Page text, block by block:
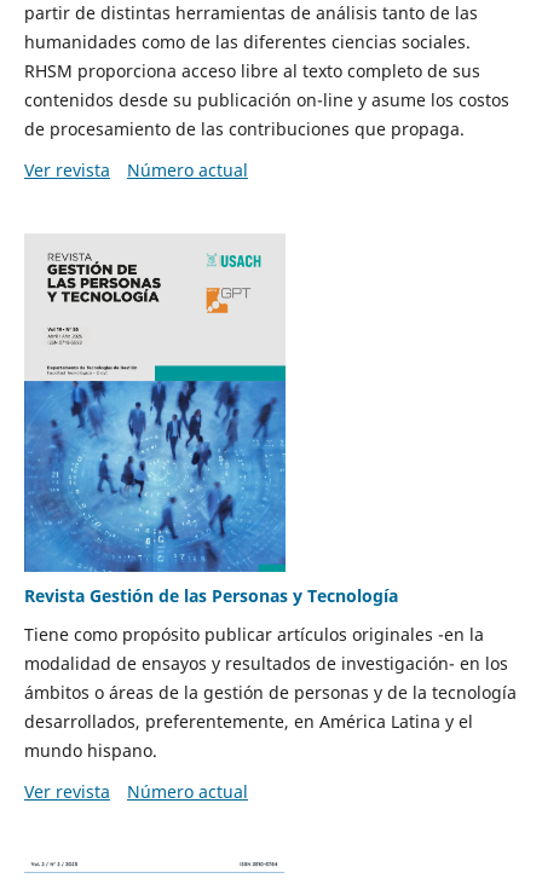
partir de distintas herramientas de análisis tanto de las
humanidades como de las diferentes ciencias sociales.
RHSM proporciona acceso libre al texto completo de sus
contenidos desde su publicación on-line y asume los costos
de procesamiento de las contribuciones que propaga.
Ver revista
Número actual
Revista Gestión de las Personas y Tecnología
Tiene como propósito publicar artículos originales -en la
modalidad de ensayos y resultados de investigación- en los
ámbitos o áreas de la gestión de personas y de la tecnología
desarrollados, preferentemente, en América Latina y el
mundo hispano.
Ver revista
Número actual